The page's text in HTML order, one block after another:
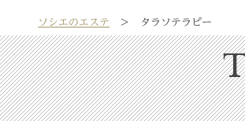
ソシエのエステ タラソテラピー